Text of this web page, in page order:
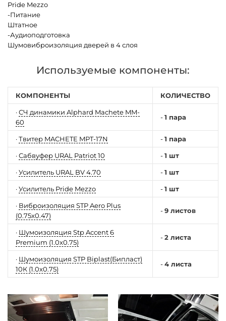
Pride Mezzo
-Питание
Штатное
-Аудиоподготовка
Шумовиброизоляция дверей в 4 слоя
Используемые компоненты:
КОМПОНЕНТЫ КОЛИЧЕСТВО
·СЧ динамики Alphard Machete MM-
60
-1 пара
·Твитер MACHETE MPT-17N -1 пара
·Сабвуфер URAL Patriot 10 -1 шт
·Усилитель URAL BV 4.70 -1 шт
·Усилитель Pride Mezzo -1 шт
· Виброизоляция STP Aero Plus
(0.75x0.47)
-9 листов
· Шумоизоляция Stp Accent 6
Premium (1.0x0.75)
-2 листа
· Шумоизоляция STP Biplast(Бипласт)
10К (1.0x0.75)
-4 листа